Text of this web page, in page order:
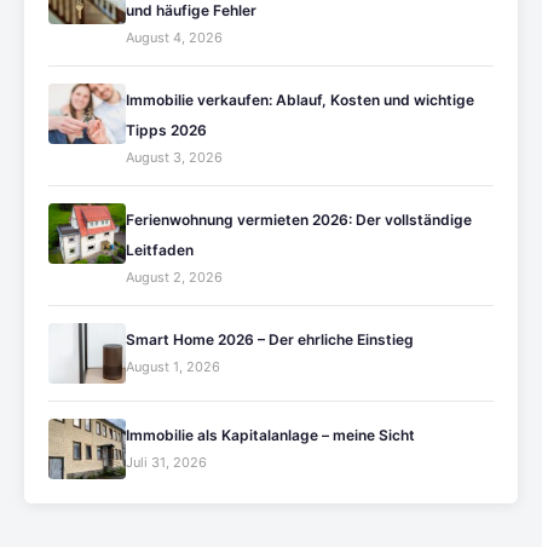
und häufige Fehler
August 4, 2026
Immobilie verkaufen: Ablauf, Kosten und wichtige
Tipps 2026
August 3, 2026
Ferienwohnung vermieten 2026: Der vollständige
Leitfaden
August 2, 2026
Smart Home 2026 – Der ehrliche Einstieg
August 1, 2026
Immobilie als Kapitalanlage – meine Sicht
Juli 31, 2026